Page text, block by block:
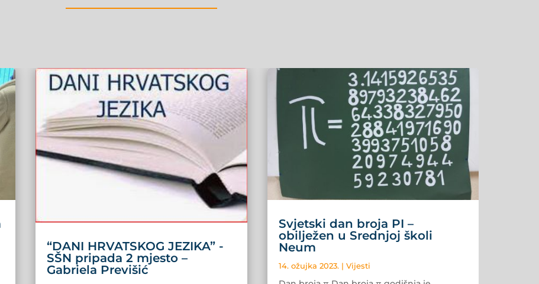
“DANI HRVATSKOG JEZIKA” -
SŠN pripada 2 mjesto –
Gabriela Previšić
Svjetski dan broja PI –
obilježen u Srednjoj školi
Neum
14. ožujka 2023.| Vijesti